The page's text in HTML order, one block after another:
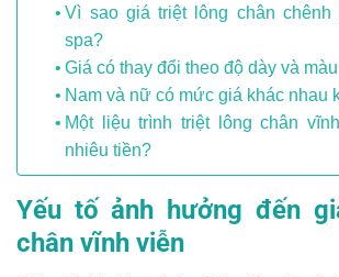
Vì sao giá triệt lông chân
spa?
Giá có thay đổi theo độ dày và
Nam và nữ có mức giá khác nhau
Một liệu trình triệt lông chân
nhiêu tiền?
Yếu tố ảnh hưởng đến
chân vĩnh viễn